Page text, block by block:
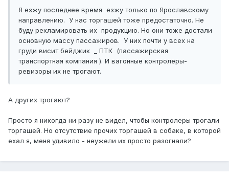
Я езжу последнее время езжу только по Ярославскому
направлению. У нас торгашей тоже предостаточно. Не
буду рекламировать их продукцию. Но они тоже достали
основную массу пассажиров. У них почти у всех на
груди висит бейджик _ ПТК (пассажирская
транспортная компания ). И вагонные контролеры-
ревизоры их не трогают.
А других трогают?
Просто я никогда ни разу не видел, чтобы контролеры трогали
торгашей. Но отсутствие прочих торгашей в собаке, в которой
ехал я, меня удивило - неужели их просто разогнали?